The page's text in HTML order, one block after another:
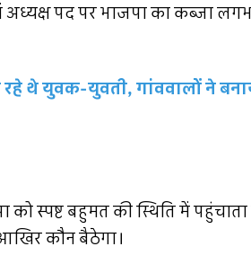
पद पर भाजपा का कब्जा
थे युवक-युवती, गांववालों ने
स्पष्ट बहुमत की स्थिति में
कौन बैठेगा।